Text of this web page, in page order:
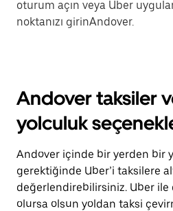
oturum açın veya Uber
noktanızı girinAndover.
Andover taksiler
yolculuk
Andover içinde bir yerden bir
gerektiğinde Uber’i taksilere
değerlendirebilirsiniz. Uber
olursa olsun yoldan taksi